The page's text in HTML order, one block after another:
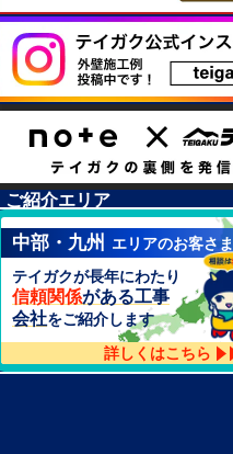
ご紹介エリア
中部・九州
エリアのお客さま
テイガクが長年にわたり
信頼関係がある工事
会社をご紹介します
詳しくはこちら